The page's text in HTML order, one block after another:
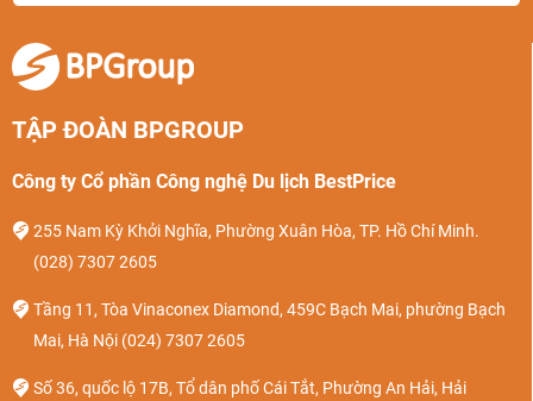
TẬP ĐOÀN BPGROUP
Công ty Cổ phần Công nghệ Du lịch BestPrice
255 Nam Kỳ Khởi Nghĩa, Phường Xuân Hòa, TP. Hồ Chí Minh.
(028) 7307 2605
Tầng 11, Tòa Vinaconex Diamond, 459C Bạch Mai, phường Bạch
Mai, Hà Nội (024) 7307 2605
Số 36, quốc lộ 17B, Tổ dân phố Cái Tắt, Phường An Hải, Hải